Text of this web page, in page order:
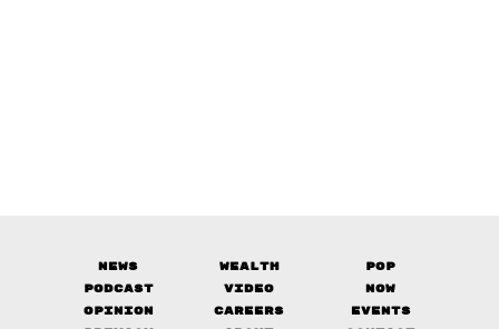
News Wealth
Pop
Podcast
Video
Now
Opinion
Careers
Events